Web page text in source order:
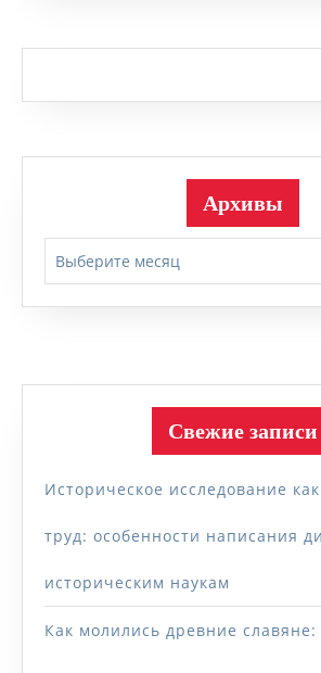
Архивы
Свежие записи
Историческое исследование
труд: особенности написания
историческим наукам
Как молились древние